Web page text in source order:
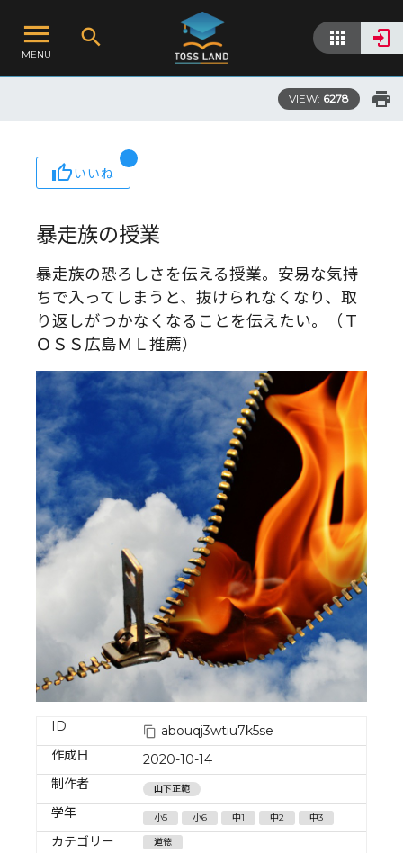
MENU
VIEW: 6278
いいね
暴走族の授業
暴走族の恐ろしさを伝える授業。安易な気持
ちで入ってしまうと、抜けられなくなり、取
り返しがつかなくなることを伝えたい。（Ｔ
ＯＳＳ広島ＭＬ推薦）
ID
abouqj3wtiu7k5se
作成日
2020-10-14
制作者
山下正範
学年 小5 小6 中1 中2 中3
カテゴリー
道徳